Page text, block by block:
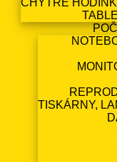
CHYTRÉ
TISKÁRNY,